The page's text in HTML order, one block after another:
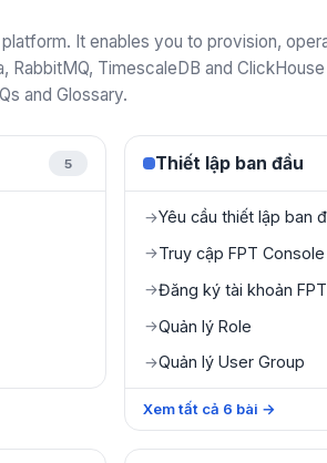
It enables you to provision,
RabbitMQ, TimescaleDB and
and Glossary.
5 Thiết lập ban đầu
→Yêu cầu thiết lập ban
→Truy cập FPT
→Đăng ký tài khoản
→Quản lý Role
→Quản lý User Group
Xem tất cả 6 bài →